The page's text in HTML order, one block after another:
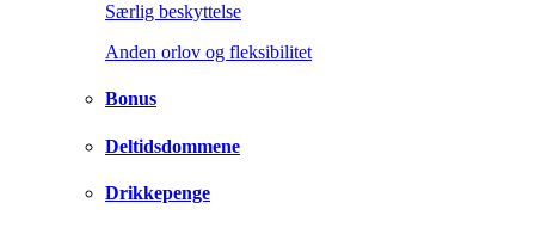
Særlig beskyttelse
Anden orlov og fleksibilitet
Bonus
Deltidsdommene
Drikkepenge